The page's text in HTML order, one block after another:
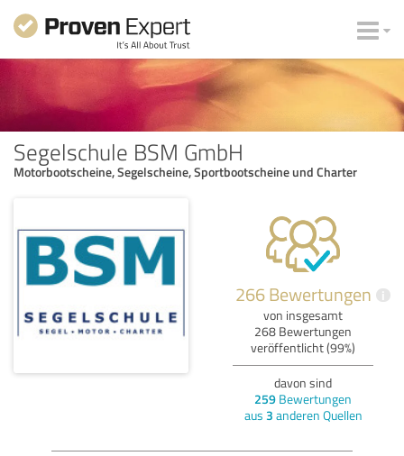
Segelschule BSM GmbH
Motorbootscheine, Segelscheine, Sportbootscheine und Charter
266 Bewertungen i
von insgesamt
268 Bewertungen
veröffentlicht (99%)
davon sind
259 Bewertungen
aus 3 anderen Quellen